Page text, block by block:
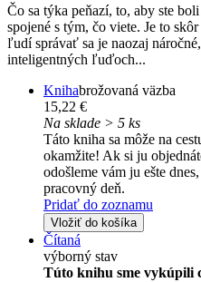
Čo sa týka peňazí, to, aby ste
spojené s tým, čo viete. Je to
ľudí správať sa je naozaj
inteligentných ľuďoch...
Knihabrožovaná väzba
15,22 €
Na sklade > 5 ks
Táto kniha sa môže na
okamžite! Ak si ju
odošleme vám ju ešte
pracovný deň.
Pridať do zoznamu
Vložiť do košíka
Čítaná
výborný stav
Túto knihu sme vykúpili